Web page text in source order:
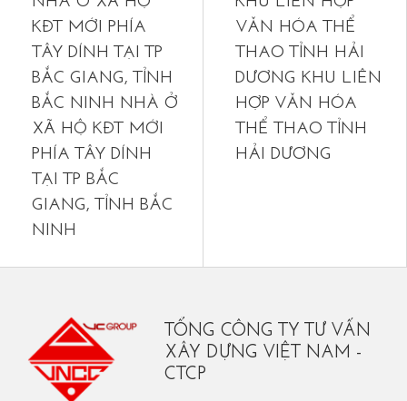
KĐT MỚI PHÍA
TÂY DÍNH TẠI TP
BẮC GIANG, TỈNH
BẮC NINH NHÀ Ở
XÃ HỘ KĐT MỚI
PHÍA TÂY DÍNH
TẠI TP BẮC
GIANG, TỈNH BẮC
NINH
VĂN HÓA THỂ
THAO TỈNH HẢI
DƯƠNG KHU LIÊN
HỢP VĂN HÓA
THỂ THAO TỈNH
HẢI DƯƠNG
TỔNG CÔNG TY TƯ VẤN
XÂY DỰNG VIỆT NAM -
CTCP